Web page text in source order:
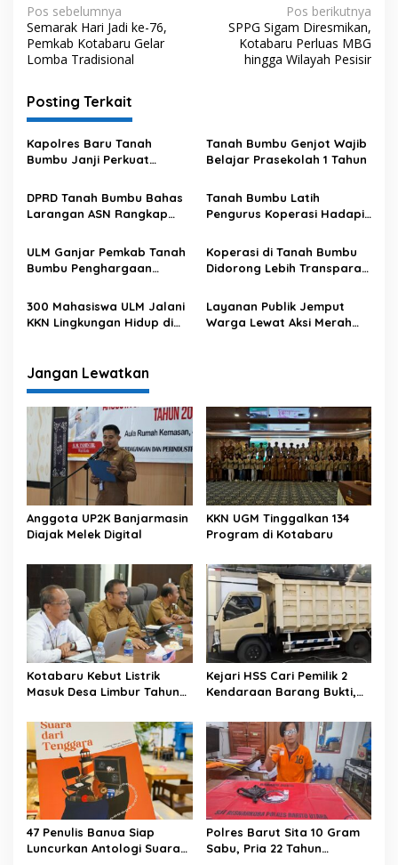
N
a
v
i
g
a
s
i
p
s
Pos sebelumnya
Semarak Hari Jadi ke-76,
Pemkab Kotabaru Gelar
Lomba Tradisional
Pos berikutnya
SPPG Sigam Diresmikan,
Kotabaru Perluas MBG
hingga Wilayah Pesisir
Posting Terkait
Kapolres Baru Tanah
Bumbu Janji Perkuat
Tanah Bumbu Genjot Wajib
Belajar Prasekolah 1 Tahun
DPRD Tanah Bumbu Bahas
Larangan ASN Rangkap
Tanah Bumbu Latih
Pengurus Koperasi Hadapi
ULM Ganjar Pemkab Tanah
Bumbu Penghargaan
Koperasi di Tanah Bumbu
Didorong Lebih Transparan
300 Mahasiswa ULM Jalani
KKN Lingkungan Hidup di
Layanan Publik Jemput
Warga Lewat Aksi Merah
Jangan Lewatkan
Anggota UP2K Banjarmasin
Diajak Melek Digital
KKN UGM Tinggalkan 134
Program di Kotabaru
Kotabaru Kebut Listrik
Masuk Desa Limbur Tahun
Kejari HSS Cari Pemilik 2
Kendaraan Barang Bukti,
47 Penulis Banua Siap
Luncurkan Antologi Suara
Polres Barut Sita 10 Gram
Sabu, Pria 22 Tahun